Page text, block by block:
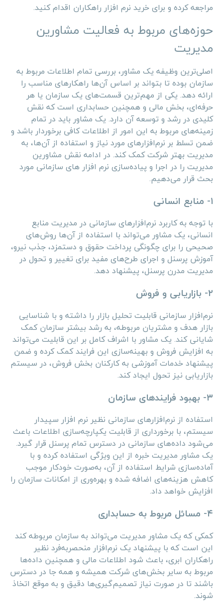
مراجعه کرده و برای خرید نرم افزار راهکاران اقدام کنید.
حوزه‌های مربوط به فعالیت مشاورین
مدیریت
اصلی‌ترین وظیفه یک مشاور، بررسی تمام اطلاعات مربوط به
سازمان بوده تا بتواند بر اساس آن‌ها راهکارهای مناسب را
ارائه دهد. یکی از مهم‌ترین قسمت‌های یک سازمان یا هر
حرفه‌ای، بخش مالی و همچنین حسابداری است که نقش
کلیدی در رشد و توسعه آن دارد. یک مشاور باید در تمام
زمینه‌های مربوط به این امور از اطلاعات کافی برخوردار باشد و
ضمن تسلط بر نرم‌افزارهای مورد نیاز و استفاده از آن‌ها، به
مدیریت بهتر شرکت کمک کند. در ادامه نقش مشاورین
مدیریت را در اجرا و پیاده‌سازی نرم افزار های سازمانی مورد
بحث قرار می‌دهیم.
۱- منابع انسانی
با توجه به کاربرد نرم‌افزارهای سازمانی در مدیریت منابع
انسانی، یک مشاور می‌تواند با استفاده از آن‌ها روش‌های
صحیحی را برای چگونگی پرداخت حقوق و دستمزد، جذب نیرو،
آموزش پرسنل و اجرای طرح‌های مفید برای تغییر و تحول در
مدیریت مدرن پرسنل، پیشنهاد دهد.
۲- بازاریابی و فروش
نرم‌افزار سازمانی قابلیت تحلیل بازار را داشته و با شناسایی
بازار هدف و مشتریان مربوطه، به رشد بیشتر سازمان کمک
شایانی کند. یک مشاور با اشراف کامل بر این قابلیت می‌تواند
به افزایش فروش و بهینه‌سازی این فرایند کمک کرده و ضمن
پیشنهاد خدمات آموزشی به کارکنان بخش فروش، در سیستم
بازاریابی نیز تحول ایجاد کند.
۳- بهبود فرایندهای سازمان
استفاده از نرم‌افزارهای سازمانی نظیر نرم افزار سپیدار
سیستم، با برخورداری از قابلیت یکپارچه‌سازی اطلاعات باعث
می‌شود داده‌های سازمانی در دسترس تمام پرسنل قرار گیرد.
یک مشاور مدیریت خبره از این ویژگی استفاده کرده و با
آماده‌سازی شرایط استفاده از آن، به‌صورت خودکار موجب
کاهش هزینه‌های اضافه شده و بهره‌وری از امکانات سازمان را
افزایش خواهد داد.
۴- مسائل مربوط به حسابداری
کمکی که یک مشاور مدیریت می‌تواند به سازمان مربوطه کند
این است که با پیشنهاد یک نرم‌افزار منحصربه‌فرد نظیر
راهکاران ابری، باعث شود اطلاعات مالی و همچنین داده‌ها
مربوط به سایر بخش‌های شرکت همیشه و همه جا در دسترس
باشند تا در صورت نیاز تصمیم‌گیری‌ها دقیق و به موقع اتخاذ
شوند.